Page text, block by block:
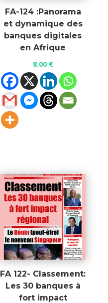
FA-124 :Panorama
et dynamique des
banques digitales
en Afrique
8.00 €
FA 122- Classement:
Les 30 banques à
fort impact